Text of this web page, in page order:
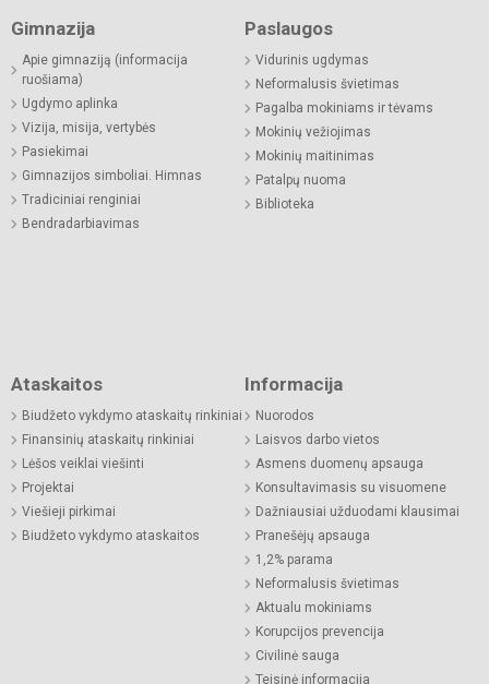
Gimnazija
Apie gimnaziją (informacija
ruošiama)
Ugdymo aplinka
Vizija, misija, vertybės
Pasiekimai
Gimnazijos simboliai. Himnas
Tradiciniai renginiai
Bendradarbiavimas
Paslaugos
Vidurinis ugdymas
Neformalusis švietimas
Pagalba mokiniams ir tėvams
Mokinių vežiojimas
Mokinių maitinimas
Patalpų nuoma
Biblioteka
Ataskaitos
Biudžeto vykdymo ataskaitų rinkiniai
Finansinių ataskaitų rinkiniai
Lėšos veiklai viešinti
Projektai
Viešieji pirkimai
Biudžeto vykdymo ataskaitos
Informacija
Nuorodos
Laisvos darbo vietos
Asmens duomenų apsauga
Konsultavimasis su visuomene
Dažniausiai užduodami klausimai
Pranešėjų apsauga
1,2% parama
Neformalusis švietimas
Aktualu mokiniams
Korupcijos prevencija
Civilinė sauga
Teisinė informacija